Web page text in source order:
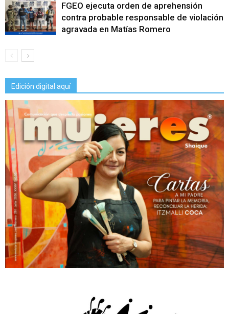
FGEO ejecuta orden de aprehensión
contra probable responsable de violación
agravada en Matías Romero
Edición digital aquí